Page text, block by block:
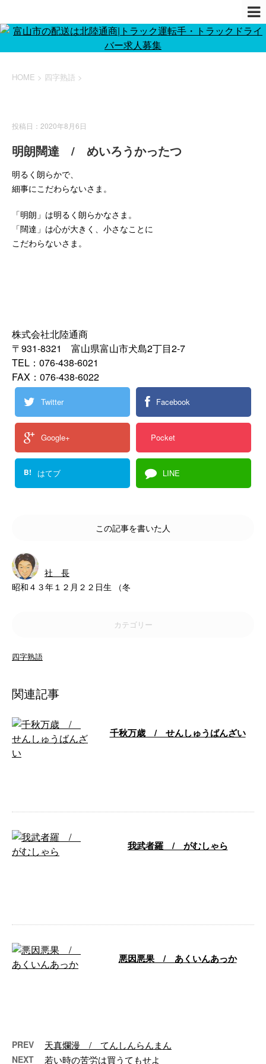
HOME > 四字熟語 >
投稿日：2020年8月6日
明朗闊達 / めいろうかったつ
明るく朗らかで、
細事にこだわらないさま。
「明朗」は明るく朗らかなさま。
「闊達」は心が大きく、小さなことに
こだわらないさま。
株式会社北陸通商
〒931-8321 富山県富山市犬島2丁目2-7
TEL：076-438-6021
FAX：076-438-6022
Twitter Facebook
Google+ Pocket
B! はてブ LINE
この記事を書いた人
社 長
昭和４３年１２月２２日生 （冬
カテゴリー
四字熟語
関連記事
千秋万歳 / せんしゅうばんざい
我武者羅 / がむしゃら
悪因悪果 / あくいんあっか
PREV 天真爛漫 / てんしんらんまん
NEXT 若い時の苦労は買うてもせよ